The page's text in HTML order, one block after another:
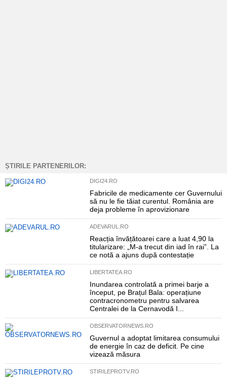
ȘTIRILE PARTENERILOR:
DIGI24.RO
Fabricile de medicamente cer Guvernului
să nu le fie tăiat curentul. România are
deja probleme în aprovizionare
ADEVARUL.RO
Reacția învățătoarei care a luat 4,90 la
titularizare: „M-a trecut din iad în rai”. La
ce notă a ajuns după contestație
LIBERTATEA.RO
Inundarea controlată a primei barje a
început, pe Brațul Bala: operațiune
contracronometru pentru salvarea
Centralei de la Cernavodă I...
OBSERVATORNEWS.RO
Guvernul a adoptat limitarea consumului
de energie în caz de deficit. Pe cine
vizează măsura
STIRILEPROTV.RO